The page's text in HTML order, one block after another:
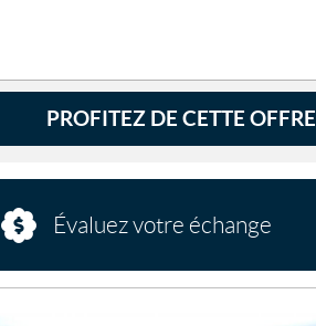
PROFITEZ DE CETTE OFFRE
Évaluez votre échange